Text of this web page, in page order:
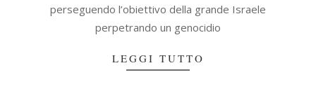
perseguendo l’obiettivo della grande Israele
perpetrando un genocidio
LEGGI TUTTO